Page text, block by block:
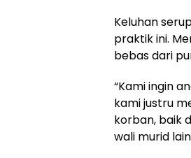
Keluhan
praktik ini.
bebas dari
“Kami ingin
kami justru
korban, baik
wali murid